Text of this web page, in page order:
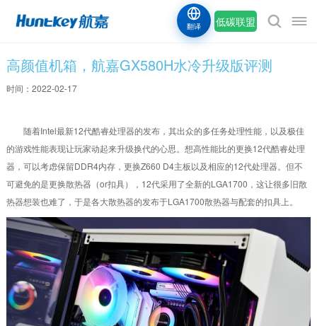
低碳联盟
翻译
高颜值机箱，航嘉GX580H水冷升级版评测
时间：2022-02-17
随着Intel最新12代酷睿处理器的发布，其出众的多任务处理性能，以及极佳
的游戏性能表现让玩家动起来升级换代的心思。想高性能比的更换12代酷睿处理
器，可以考虑保留DDR4内存，更换Z660 D4主板以及相应的12代处理器。但不
可避免的是更换散热器（or扣具），12代采用了全新的LGA1700，这让很多旧散
热器想装也难了，于是各大散热器的发布于LGA1700散热器与配套的扣具上。